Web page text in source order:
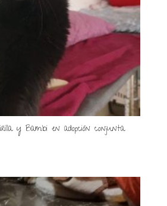
y Bambi en adopción conjunta